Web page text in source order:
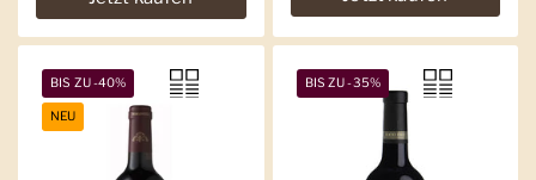
BIS ZU -40%
NEU
BIS ZU -35%